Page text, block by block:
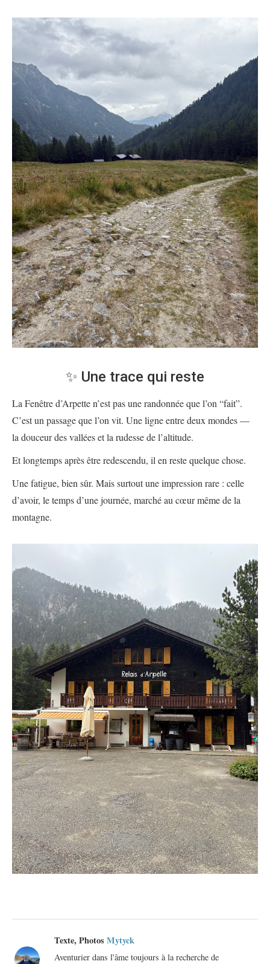
✨ Une trace qui reste
La Fenêtre d’Arpette n’est pas une randonnée que l’on “fait”.
C’est un passage que l’on vit. Une ligne entre deux mondes —
la douceur des vallées et la rudesse de l’altitude.
Et longtemps après être redescendu, il en reste quelque chose.
Une fatigue, bien sûr. Mais surtout une impression rare : celle
d’avoir, le temps d’une journée, marché au cœur même de la
montagne.
Texte, Photos Mytyck
Aventurier dans l'âme toujours à la recherche de